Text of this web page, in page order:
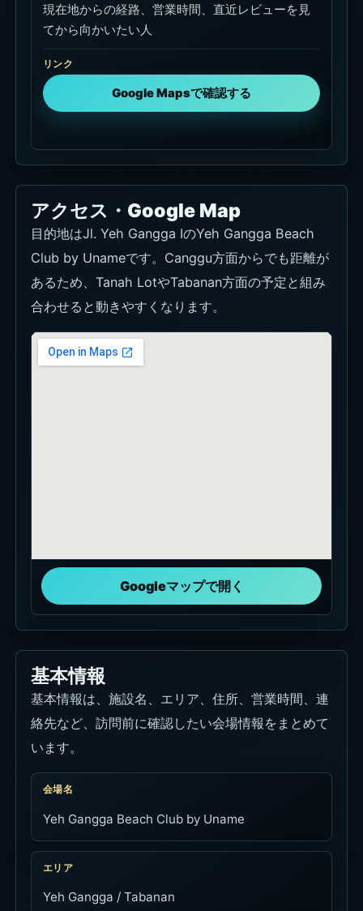
現在地からの経路、営業時間、直近レビューを見
てから向かいたい人
リンク
Google Mapsで確認する
アクセス・Google Map
目的地はJl. Yeh Gangga IのYeh Gangga Beach
Club by Unameです。Canggu方面からでも距離が
あるため、Tanah LotやTabanan方面の予定と組み
合わせると動きやすくなります。
Googleマップで開く
基本情報
基本情報は、施設名、エリア、住所、営業時間、連
絡先など、訪問前に確認したい会場情報をまとめて
います。
会場名
Yeh Gangga Beach Club by Uname
エリア
Yeh Gangga / Tabanan